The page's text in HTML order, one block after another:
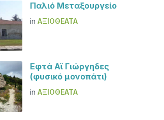
Παλιό Μεταξουργείο
inΑΞΙΟΘΈΑΤΑ
Εφτά Αϊ Γιώργηδες
(φυσικό μονοπάτι)
inΑΞΙΟΘΈΑΤΑ